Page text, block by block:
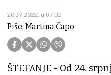
28.07.2022. u 07:33
Piše: Martina Čapo
ŠTEFANJE - Od 24.